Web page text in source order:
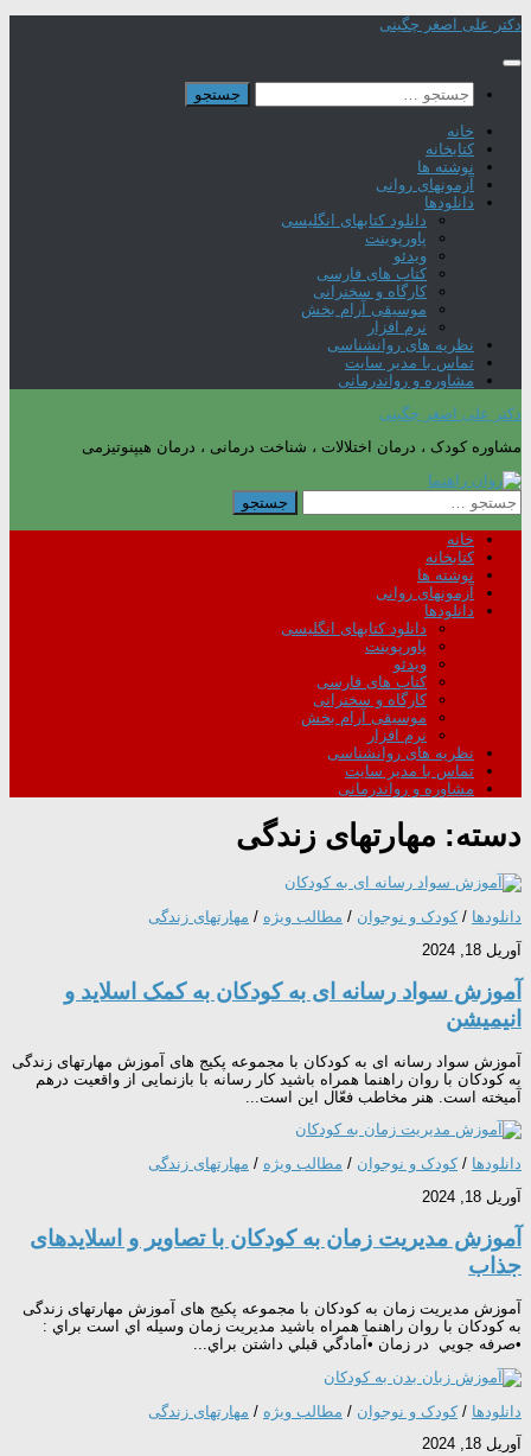
Skip
content
دکتر علی اصغر چگینی
جستجو
برای:
خانه
کتابخانه
نوشته ها
آزمونهای روانی
دانلودها
دانلود کتابهای انگلیسی
پاورپوینت
ویدئو
کتاب های فارسی
کارگاه و سخنرانی
موسیقی آرام بخش
نرم افزار
نظریه های روانشناسی
تماس با مدیر سایت
مشاوره و رواندرمانی
دکتر علی اصغر چگینی
مشاوره کودک ، درمان اختلالات ، شناخت درمانی ، درمان هیپنوتیزمی
جستجو
برای:
خانه
کتابخانه
نوشته ها
آزمونهای روانی
دانلودها
دانلود کتابهای انگلیسی
پاورپوینت
ویدئو
کتاب های فارسی
کارگاه و سخنرانی
موسیقی آرام بخش
نرم افزار
نظریه های روانشناسی
تماس با مدیر سایت
مشاوره و رواندرمانی
دسته: مهارتهای زندگی
دانلودها /کودک و نوجوان / مطالب ویژه / مهارتهای زندگی
آوریل 18, 2024
آموزش سواد رسانه ای به کودکان به کمک اسلاید و
انیمیشن
آموزش سواد رسانه ای به کودکان با مجموعه پکیج های آموزش مهارتهای زندگی
به کودکان با روان راهنما همراه باشید کار رسانه با بازنمایی از واقعیت درهم
آمیخته است. هنر مخاطب فعّال این است...
دانلودها /کودک و نوجوان / مطالب ویژه / مهارتهای زندگی
آوریل 18, 2024
آموزش مدیریت زمان به کودکان با تصاویر و اسلایدهای
جذاب
آموزش مدیریت زمان به کودکان با مجموعه پکیج های آموزش مهارتهای زندگی
به کودکان با روان راهنما همراه باشید مديريت زمان وسيله اي است براي :
•صرفه جويي در زمان •آمادگي قبلي داشتن براي...
دانلودها /کودک و نوجوان / مطالب ویژه / مهارتهای زندگی
آوریل 18, 2024